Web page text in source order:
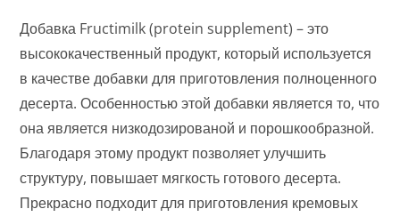
Добавка Fructimilk (protein supplement) – это
высококачественный продукт, который используется
в качестве добавки для приготовления полноценного
десерта. Особенностью этой добавки является то, что
она является низкодозированой и порошкообразной.
Благодаря этому продукт позволяет улучшить
структуру, повышает мягкость готового десерта.
Прекрасно подходит для приготовления кремовых